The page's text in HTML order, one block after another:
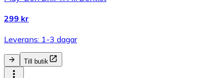
299 kr
Leverans: 1-3 dagar
Till butik